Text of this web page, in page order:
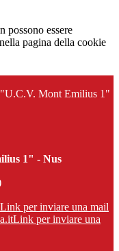
possono essere
pagina della cookie
Mont Emilius 1"
1" - Nus
Link per inviare una mail
Link per inviare una